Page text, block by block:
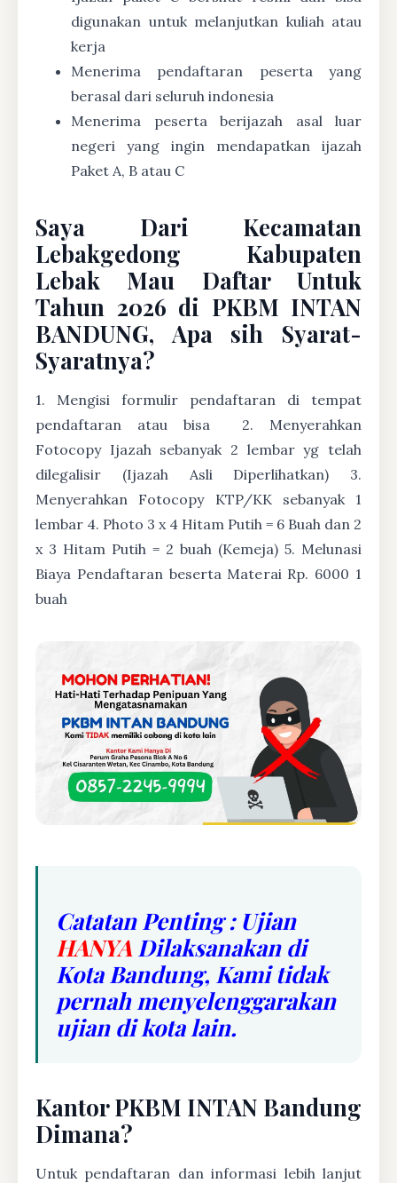
digunakan untuk melanjutkan kuliah atau
kerja
Menerima pendaftaran peserta yang
berasal dari seluruh indonesia
Menerima peserta berijazah asal luar
negeri yang ingin mendapatkan ijazah
Paket A, B atau C
Saya Dari Kecamatan
Lebakgedong Kabupaten
Lebak Mau Daftar Untuk
Tahun 2026 di PKBM INTAN
BANDUNG, Apa sih Syarat-
Syaratnya?
1. Mengisi formulir pendaftaran di tempat
pendaftaran atau bisa
2. Menyerahkan
Fotocopy Ijazah sebanyak 2 lembar yg telah
dilegalisir (Ijazah Asli Diperlihatkan) 3.
Menyerahkan Fotocopy KTP/KK sebanyak 1
lembar 4. Photo 3 x 4 Hitam Putih = 6 Buah dan 2
x 3 Hitam Putih = 2 buah (Kemeja) 5. Melunasi
Biaya Pendaftaran beserta Materai Rp. 6000 1
buah
Catatan Penting : Ujian
HANYA Dilaksanakan di
Kota Bandung, Kami tidak
pernah menyelenggarakan
ujian di kota lain.
Kantor PKBM INTAN Bandung
Dimana?
Untuk pendaftaran dan informasi lebih lanjut